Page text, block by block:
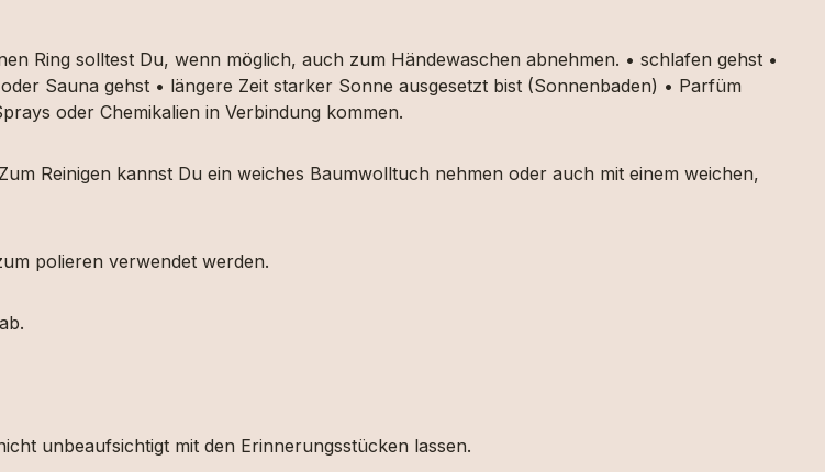
Ring solltest Du, wenn möglich, auch zum Händewaschen abnehmen. • schlafen gehst •
Sauna gehst • längere Zeit starker Sonne ausgesetzt bist (Sonnenbaden) • Parfüm
oder Chemikalien in Verbindung kommen.
Reinigen kannst Du ein weiches Baumwolltuch nehmen oder auch mit einem weichen,
polieren verwendet werden.
unbeaufsichtigt mit den Erinnerungsstücken lassen.